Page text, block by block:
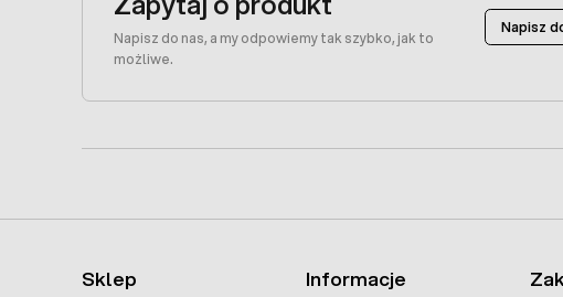
Napisz do nas, a my odpowiemy tak szybko, jak to
możliwe.
Napisz
Sklep Informacje